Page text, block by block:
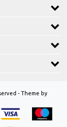
- Theme by